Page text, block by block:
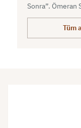
Sonra”. Ömeran
Tüm